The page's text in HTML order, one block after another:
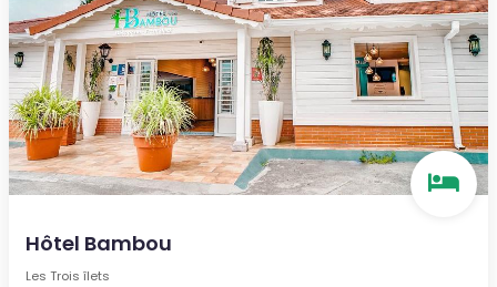
Hôtel Bambou
Les Trois îlets